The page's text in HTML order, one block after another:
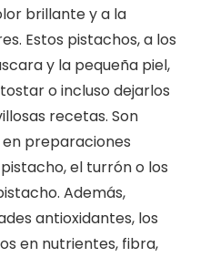
brillante y a la
Estos pistachos, a los
y la pequeña piel,
o incluso dejarlos
recetas. Son
preparaciones
el turrón o los
Además,
antioxidantes, los
en nutrientes, fibra,